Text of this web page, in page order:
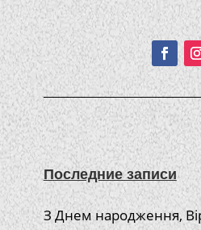
Последние записи
З Днем народження,